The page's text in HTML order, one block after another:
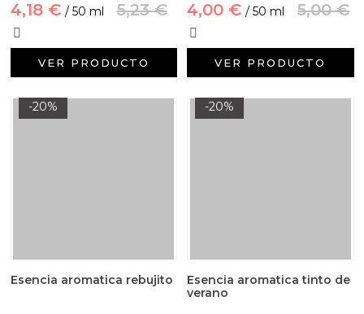
4,18 € / 50 ml 5,23 €
VER PRODUCTO
4,00 € / 50 ml 5,00 €
VER PRODUCTO
-20%
Esencia aromatica rebujito
-20%
Esencia aromatica tinto de
verano